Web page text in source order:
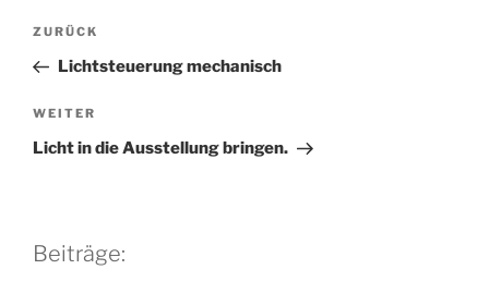
Beitragsnavigation
Vorheriger
Beitrag
ZURÜCK
Lichtsteuerung mechanisch
Nächster
Beitrag
WEITER
Licht in die Ausstellung bringen.
Beiträge: